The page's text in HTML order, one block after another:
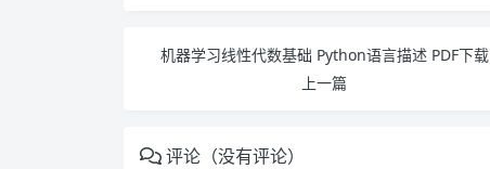
机器学习线性代数基础 Python语言描述 PDF下载
上一篇
评论（没有评论）